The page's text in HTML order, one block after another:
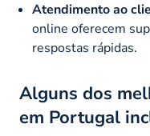
Atendimento ao
online oferecem
respostas rápidas.
Alguns dos
em Portugal